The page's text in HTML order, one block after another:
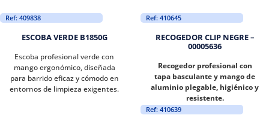
Ref: 409838
ESCOBA VERDE B1850G
Escoba profesional verde con
mango ergonómico, diseñada
para barrido eficaz y cómodo en
entornos de limpieza exigentes.
Ref: 410645
RECOGEDOR CLIP NEGRE –
00005636
Recogedor profesional con
tapa basculante y mango de
aluminio plegable, higiénico y
resistente.
Ref: 410639